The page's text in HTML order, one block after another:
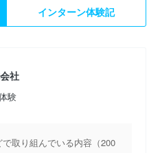
インターン体験記
社
験
取り組んでいる内容（200